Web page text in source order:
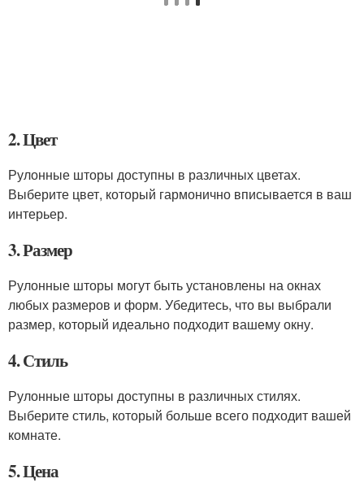
2. Цвет
Рулонные шторы доступны в различных цветах.
Выберите цвет, который гармонично вписывается в ваш
интерьер.
3. Размер
Рулонные шторы могут быть установлены на окнах
любых размеров и форм. Убедитесь, что вы выбрали
размер, который идеально подходит вашему окну.
4. Стиль
Рулонные шторы доступны в различных стилях.
Выберите стиль, который больше всего подходит вашей
комнате.
5. Цена